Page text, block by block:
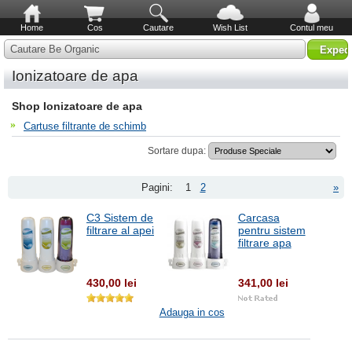
Home Cos Cautare Wish List Contul meu
Cautare Be Organic
Ionizatoare de apa
Shop Ionizatoare de apa
Cartuse filtrante de schimb
Sortare dupa:
»
Pagini: 1 2
C3 Sistem de
filtrare al apei
430,00 lei
Carcasa
pentru sistem
filtrare apa
341,00 lei
Adauga in cos